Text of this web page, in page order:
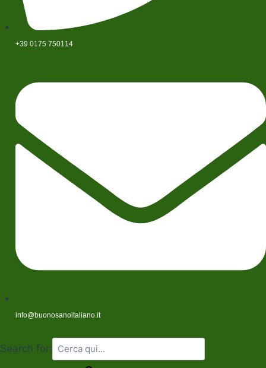
+39 0175 750114
info@buonosanoitaliano.it
Search for: